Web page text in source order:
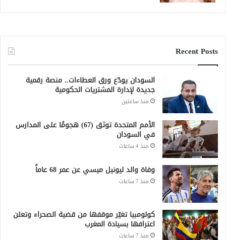
Recent Posts
السودان يودّع ورق العطاءات.. منصة رقمية
جديدة لإدارة المشتريات الحكومية
منذ ساعتين
الأمم المتحدة توثق (67) هجومًا على المدارس
في السودان
منذ 4 ساعات
وفاة والد ليونيل ميسي عن عمر 68 عاماً
منذ 7 ساعات
كولومبيا تغيّر موقفها من قضية الصحراء وتعلن
اعترافها بسيادة المغرب
منذ 7 ساعات